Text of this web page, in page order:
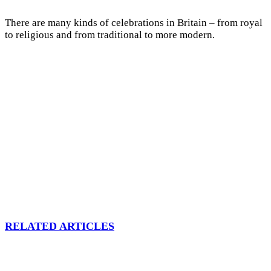
There are many kinds of celebrations in Britain – from royal
to religious and from traditional to more modern.
RELATED ARTICLES